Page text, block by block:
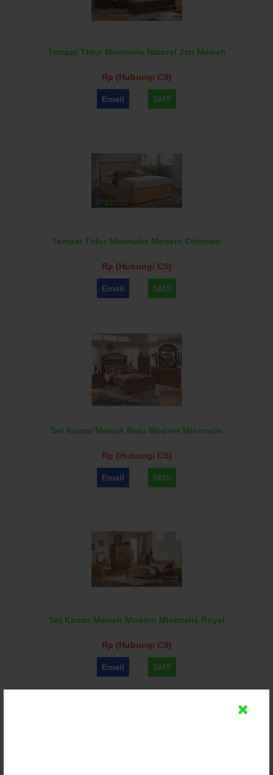
Tempat Tidur Minimalis Natural Jati Mewah
Rp (Hubungi CS)
Email SMS
Tempat Tidur Minimalis Modern Ottoman
Rp (Hubungi CS)
Email SMS
Set Kamar Mewah Ratu Modern Minimalis
Rp (Hubungi CS)
Email SMS
Set Kamar Mewah Modern Minimalis Royal
Rp (Hubungi CS)
Email SMS